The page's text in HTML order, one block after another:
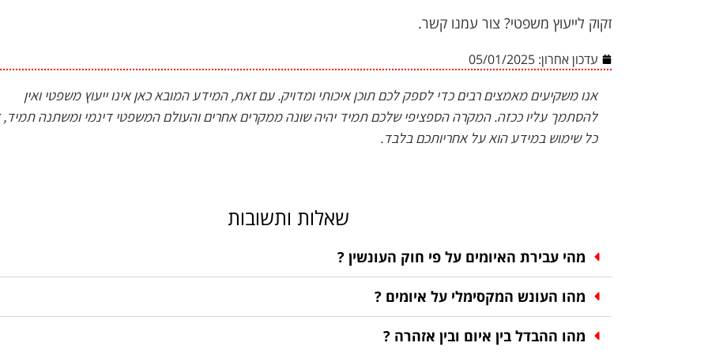
זקוק לייעוץ משפטי? צור עמנו קשר.
עדכון אחרון: 05/01/2025
אנו משקיעים מאמצים רבים כדי לספק לכם תוכן איכותי ומדויק. עם זאת, המידע המובא כאן אינו ייעוץ משפטי ואין
להסתמך עליו ככזה. המקרה הספציפי שלכם תמיד יהיה שונה ממקרים אחרים והעולם המשפטי דינמי ומשתנה תמיד,
כל שימוש במידע הוא על אחריותכם בלבד.
שאלות ותשובות
מהי עבירת האיומים על פי חוק העונשין ?
מהו העונש המקסימלי על איומים ?
מהו ההבדל בין איום ובין אזהרה ?